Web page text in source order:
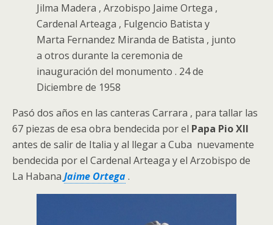
Jilma Madera , Arzobispo Jaime Ortega ,
Cardenal Arteaga , Fulgencio Batista y
Marta Fernandez Miranda de Batista , junto
a otros durante la ceremonia de
inauguración del monumento . 24 de
Diciembre de 1958
Pasó dos años en las canteras Carrara , para tallar las
67 piezas de esa obra bendecida por el Papa Pio XII
antes de salir de Italia y al llegar a Cuba nuevamente
bendecida por el Cardenal Arteaga y el Arzobispo de
La Habana Jaime Ortega.